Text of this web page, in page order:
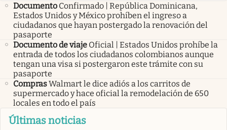
Documento Confirmado | República Dominicana,
Estados Unidos y México prohíben el ingreso a
ciudadanos que hayan postergado la renovación del
pasaporte
Documento de viaje Oficial | Estados Unidos prohíbe la
entrada de todos los ciudadanos colombianos aunque
tengan una visa si postergaron este trámite con su
pasaporte
ComprasWalmart le dice adiós a los carritos de
supermercado y hace oficial la remodelación de 650
locales en todo el país
Últimas noticias